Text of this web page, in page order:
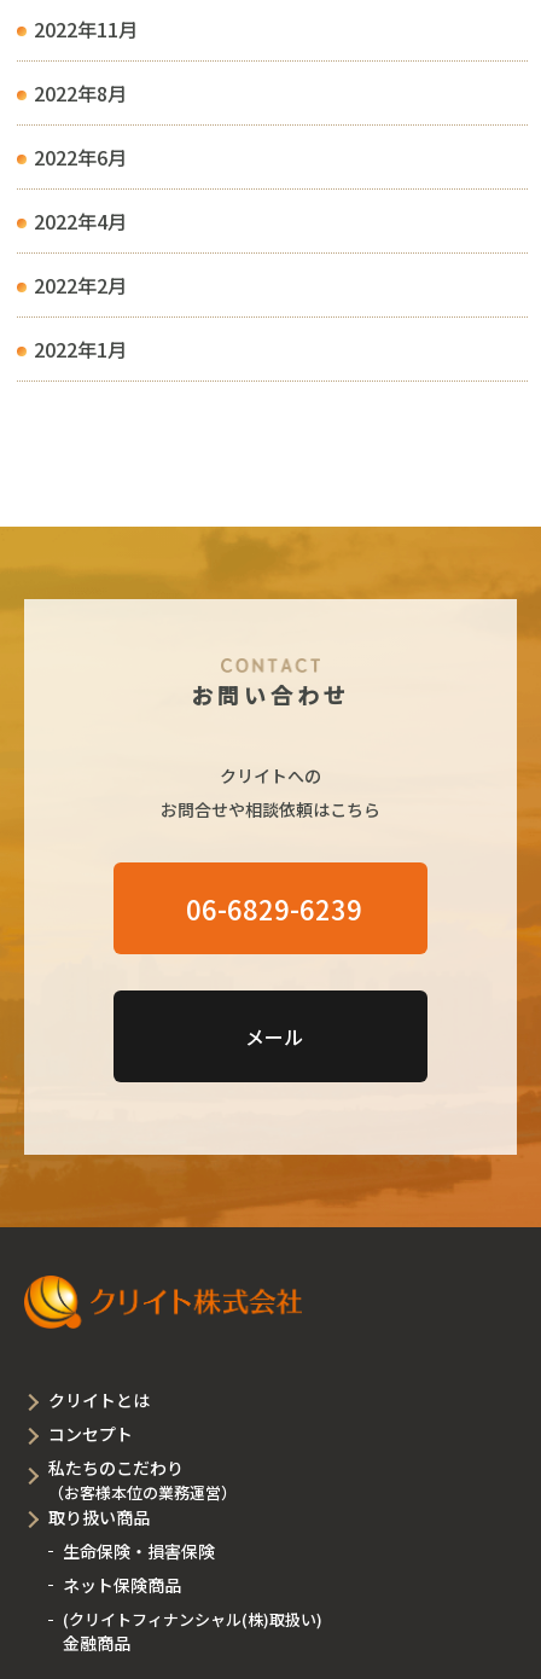
2022年11月
2022年8月
2022年6月
2022年4月
2022年2月
2022年1月
お問い合わせ
クリイトへの
お問合せや相談依頼はこちら
06-6829-6239
メール
クリイトとは
コンセプト
私たちのこだわり
（お客様本位の業務運営）
取り扱い商品
生命保険・損害保険
ネット保険商品
(クリイトフィナンシャル(株)取扱い)
金融商品